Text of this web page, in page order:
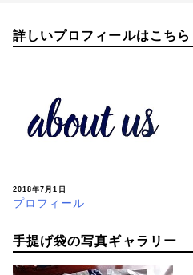
詳しいプロフィールはこちら
2018年7月1日
プロフィール
手提げ袋の写真ギャラリー